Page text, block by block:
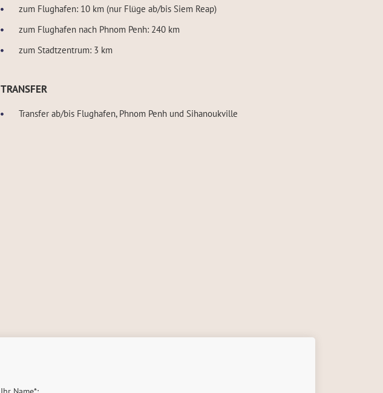
zum Flughafen: 10 km (nur Flüge ab/bis Siem Reap)
zum Flughafen nach Phnom Penh: 240 km
zum Stadtzentrum: 3 km
TRANSFER
Transfer ab/bis Flughafen, Phnom Penh und Sihanoukville